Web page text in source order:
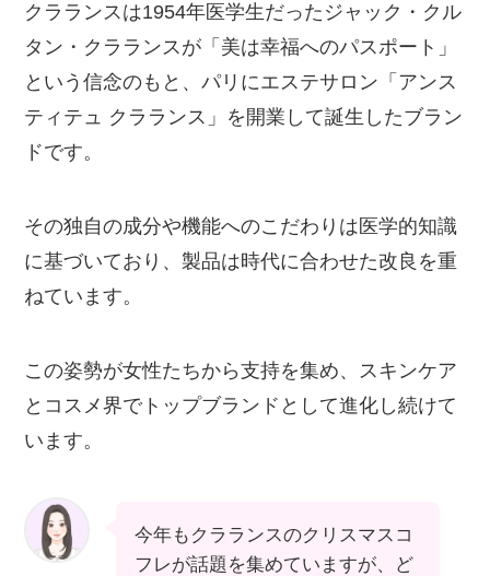
クラランスは1954年医学生だったジャック・クル
タン・クラランスが「美は幸福へのパスポート」
という信念のもと、パリにエステサロン「アンス
ティテュ クラランス」を開業して誕生したブラン
ドです。
その独自の成分や機能へのこだわりは医学的知識
に基づいており、製品は時代に合わせた改良を重
ねています。
この姿勢が女性たちから支持を集め、スキンケア
とコスメ界でトップブランドとして進化し続けて
います。
今年もクラランスのクリスマスコ
フレが話題を集めていますが、ど